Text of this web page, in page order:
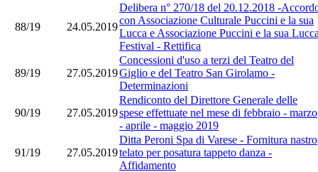
88/19 24.05.2019
Delibera n° 270/18 del 20.12.2018 -
con Associazione Culturale Puccini e la sua
Lucca e Associazione Puccini e la sua
Festival - Rettifica
89/19 27.05.2019
Concessioni d'uso a terzi del Teatro del
Giglio e del Teatro San Girolamo -
Determinazioni
90/19 27.05.2019
Rendiconto del Direttore Generale delle
spese effettuate nel mese di febbraio - marzo
- aprile - maggio 2019
91/19 27.05.2019
Ditta Peroni Spa di Varese - Fornitura nastro
telato per posatura tappeto danza -
Affidamento